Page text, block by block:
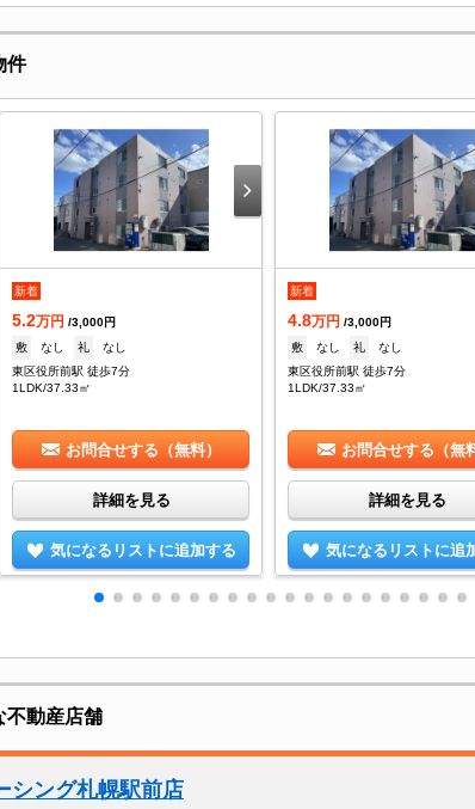
件
新着
5.2万円 /3,000円
敷
なし 礼
なし
東区役所前駅 徒歩7分
1LDK/37.33㎡
お問合せする（無料）
詳細を見る
気になるリストに追加する
新着
4.8万円 /3,000円
敷
なし 礼
なし
東区役所前駅 徒歩7分
1LDK/37.33㎡
お問合せする（無
詳細を見る
気になるリストに追
不動産店舗
シング札幌駅前店